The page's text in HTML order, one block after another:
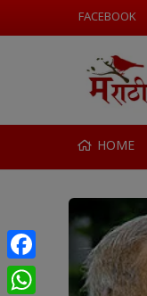
FACEBOOK
HOME
Facebook